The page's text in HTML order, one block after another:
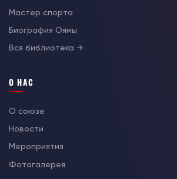
Мастер спорта
Биография Оямы
Вся библиотека →
О НАС
О союзе
Новости
Мероприятия
Фотогалерея